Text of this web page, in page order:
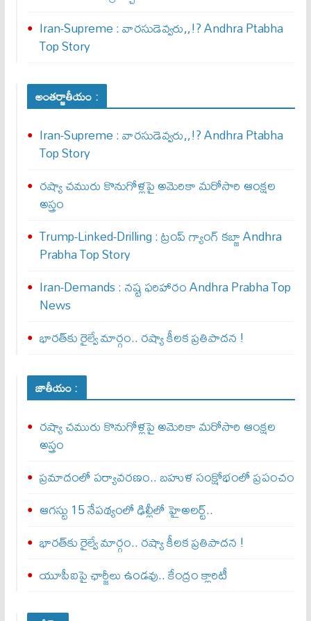
Iran-Supreme : వార‌సుడెవ్వ‌రు,,!? Andhra Ptabha
Top Story
అంతర్జాతీయం :
Iran-Supreme : వార‌సుడెవ్వ‌రు,,!? Andhra Ptabha
Top Story
రష్యా చమురు కొనుగోళ్లపై అమెరికా మరోసారి ఆంక్షల
అస్త్రం
Trump-Linked-Drilling : ట్రంప్ గ్యాంగ్ క‌బ్జా Andhra
Prabha Top Story
Iran-Demands : న‌ష్ట ఫ‌రిహారం Andhra Prabha Top
News
భారత్‌కు రైల్వే మార్గం.. రష్యా కీలక ప్రతిపాదన !
జాతీయం :
రష్యా చమురు కొనుగోళ్లపై అమెరికా మరోసారి ఆంక్షల
అస్త్రం
ప్రమాదంలో పర్యావరణం.. బహుళ సంక్షోభంలో ప్రపంచం
ఆగస్టు 15 నేపథ్యంలో ఢిల్లీలో హైఅలర్ట్..
భారత్‌కు రైల్వే మార్గం.. రష్యా కీలక ప్రతిపాదన !
యూపీఐపై ఛార్జీలు ఉండవు.. కేంద్రం క్లారిటీ